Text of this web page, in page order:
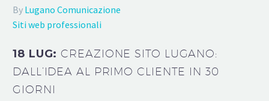
By Lugano Comunicazione
Siti web professionali
18 LUG:CREAZIONE SITO LUGANO:
DALL’IDEA AL PRIMO CLIENTE IN 30
GIORNI